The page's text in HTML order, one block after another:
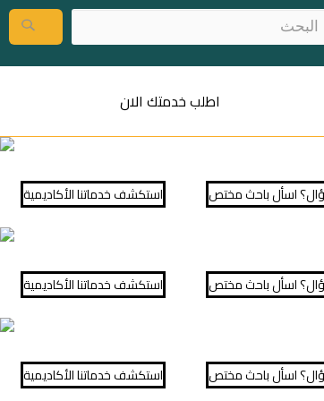
اطلب خدمتك الان
⁠استكشف خدماتنا الأكاديمية اسأل باحث مختص
⁠استكشف خدماتنا الأكاديمية اسأل باحث مختص
⁠استكشف خدماتنا الأكاديمية اسأل باحث مختص